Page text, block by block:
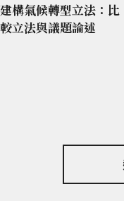
建構氣候轉型立法：比
較立法與議題論述